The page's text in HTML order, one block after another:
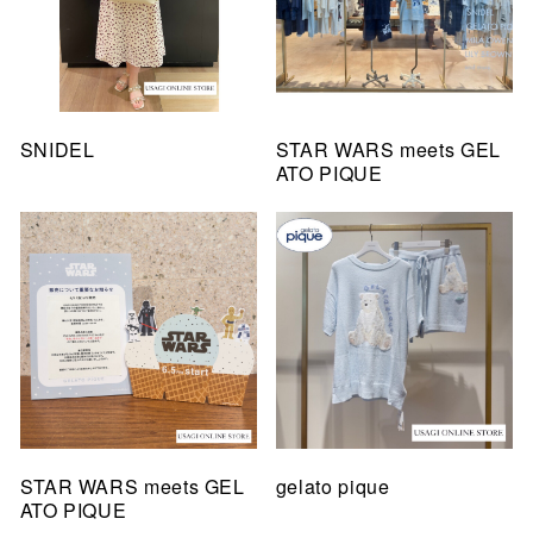
SNIDEL
STAR WARS meets GEL
ATO PIQUE
STAR WARS meets GEL
ATO PIQUE
gelato pique